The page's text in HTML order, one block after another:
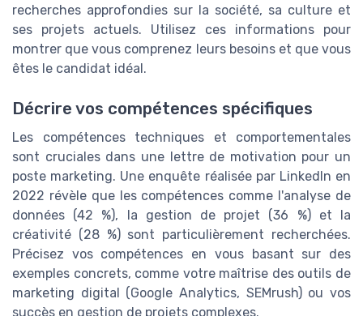
recherches approfondies sur la société, sa culture et
ses projets actuels. Utilisez ces informations pour
montrer que vous comprenez leurs besoins et que vous
êtes le candidat idéal.
Décrire vos compétences spécifiques
Les compétences techniques et comportementales
sont cruciales dans une lettre de motivation pour un
poste marketing. Une enquête réalisée par LinkedIn en
2022 révèle que les compétences comme l'analyse de
données (42 %), la gestion de projet (36 %) et la
créativité (28 %) sont particulièrement recherchées.
Précisez vos compétences en vous basant sur des
exemples concrets, comme votre maîtrise des outils de
marketing digital (Google Analytics, SEMrush) ou vos
succès en gestion de projets complexes.